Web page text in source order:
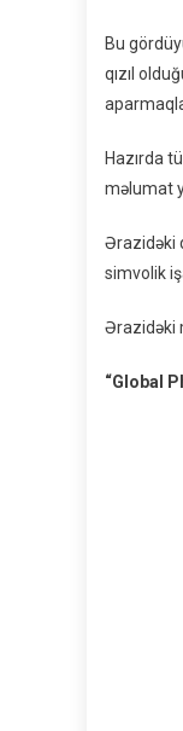
Bu
qızıl
Hazırda
məlumat
Ərazidəki
simvolik
Ərazidəki
“Global